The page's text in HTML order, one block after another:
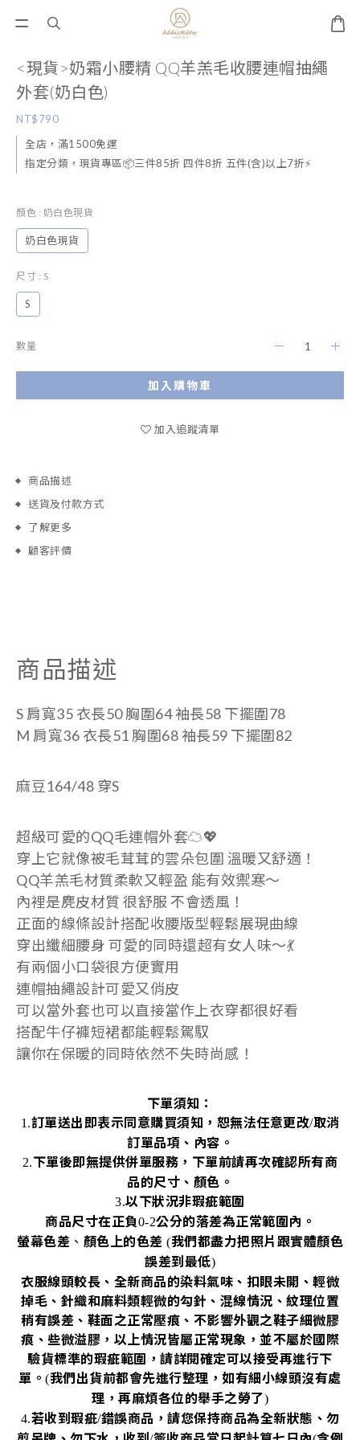
<現貨>奶霜小腰精 QQ羊羔毛收腰連帽抽繩
外套(奶白色)
NT$790
全店，滿1500免運
指定分類，現貨專區📦三件85折 四件8折 五件(含)以上7折⚡
顏色 : 奶白色現貨
奶白色現貨
尺寸 : S
S
數量
加入購物車
加入追蹤清單
商品描述
送貨及付款方式
了解更多
顧客評價
商品描述
S 肩寬35 衣長50 胸圍64 袖長58 下擺圍78
M 肩寬36 衣長51 胸圍68 袖長59 下擺圍82
麻豆164/48 穿S
超級可愛的QQ毛連帽外套☁️💖
穿上它就像被毛茸茸的雲朵包圍 溫暖又舒適！
QQ羊羔毛材質柔軟又輕盈 能有效禦寒～
內裡是麂皮材質 很舒服 不會透風！
正面的線條設計搭配收腰版型輕鬆展現曲線
穿出纖細腰身 可愛的同時還超有女人味～💃
有兩個小口袋很方便實用
連帽抽繩設計可愛又俏皮
可以當外套也可以直接當作上衣穿都很好看
搭配牛仔褲短裙都能輕鬆駕馭
讓你在保暖的同時依然不失時尚感！
下單須知：
1.訂單送出即表示同意購買須知，恕無法任意更改/取消
訂單品項、內容。
2.下單後即無提供併單服務，下單前請再次確認所有商
品的尺寸、顏色。
3.以下狀況非瑕疵範圍
商品尺寸在正負0-2公分的落差為正常範圍內。
螢幕色差 、 顏色上的色差 (我們都盡力把照片跟實體顏色
誤差到最低)
衣服線頭較長、全新商品的染料氣味、扣眼未開、輕微
掉毛、針織和麻料類輕微的勾針、混線情況、紋理位置
稍有誤差、鞋面之正常壓痕、不影響外觀之鞋子細微膠
痕、些微溢膠，以上情況皆屬正常現象，並不屬於國際
驗貨標準的瑕疵範圍，請詳閱確定可以接受再進行下
單。(我們出貨前都會先進行整理，如有細小線頭沒有處
理，再麻煩各位的舉手之勞了)
4.若收到瑕疵/錯誤商品，請您保持商品為全新狀態、勿